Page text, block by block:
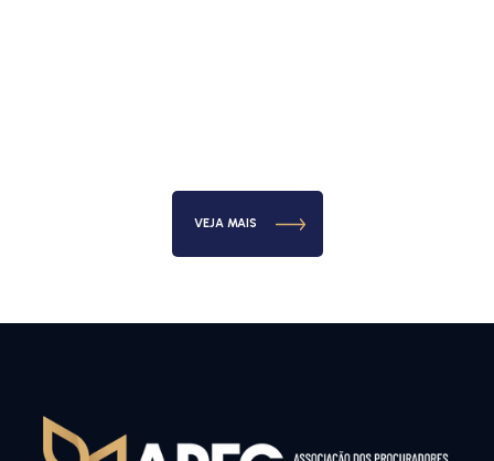
VEJA MAIS